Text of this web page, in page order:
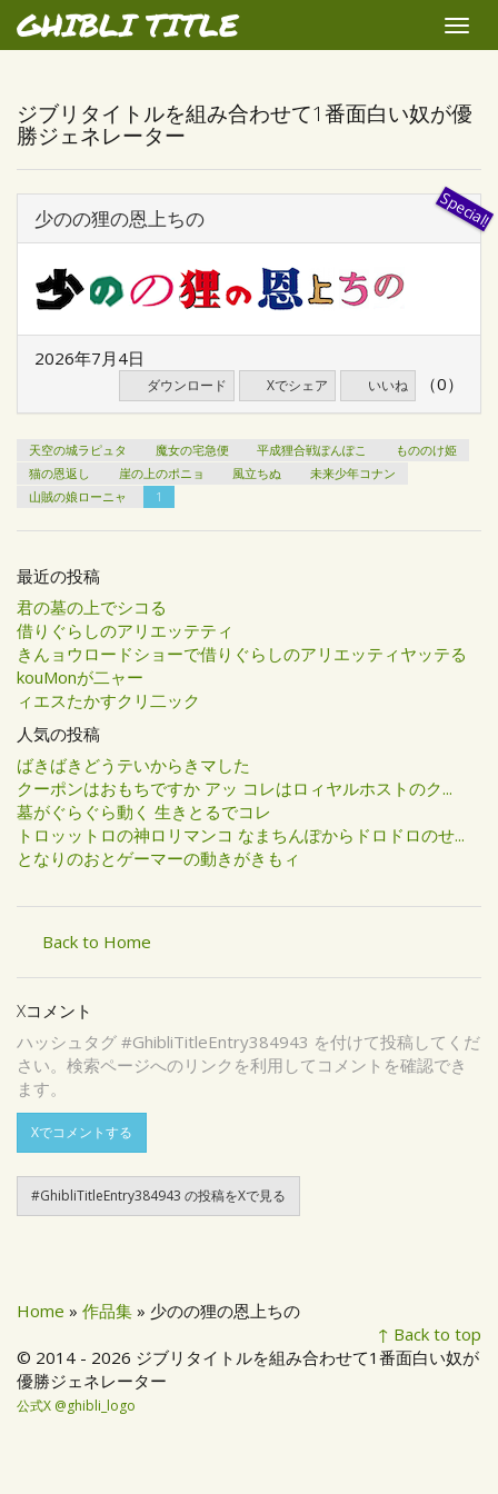
GHIBLI TITLE
Toggle
ジブリタイトルを組み合わせて1番面白い奴が優
勝ジェネレーター
少のの狸の恩上ちの
2026年7月4日
ダウンロード Xでシェア いいね （0）
天空の城ラピュタ 魔女の宅急便 平成狸合戦ぽんぽこ
もののけ姫
猫の恩返し
崖の上のポニョ 風立ちぬ
未来少年コナン
山賊の娘ローニャ
1
最近の投稿
君の墓の上でシコる
借りぐらしのアリエッテティ
きんョウロードショーで借りぐらしのアリエッティヤッテる
kouMonが二ャー
ィエスたかすクリ二ック
人気の投稿
ばきばきどうテいからきマした
クーポンはおもちですか アッ コレはロィヤルホストのク...
墓がぐらぐら動く 生きとるでコレ
トロッットロの神ロリマンコ なまちんぽからドロドロのせ...
となりのおとゲーマーの動きがきもィ
Back to Home
Xコメント
ハッシュタグ #GhibliTitleEntry384943 を付けて投稿してくだ
さい。検索ページへのリンクを利用してコメントを確認でき
ます。
Xでコメントする
#GhibliTitleEntry384943 の投稿をXで見る
Home » 作品集 » 少のの狸の恩上ちの
↑ Back to top
© 2014 - 2026 ジブリタイトルを組み合わせて1番面白い奴が
優勝ジェネレーター
公式X @ghibli_logo